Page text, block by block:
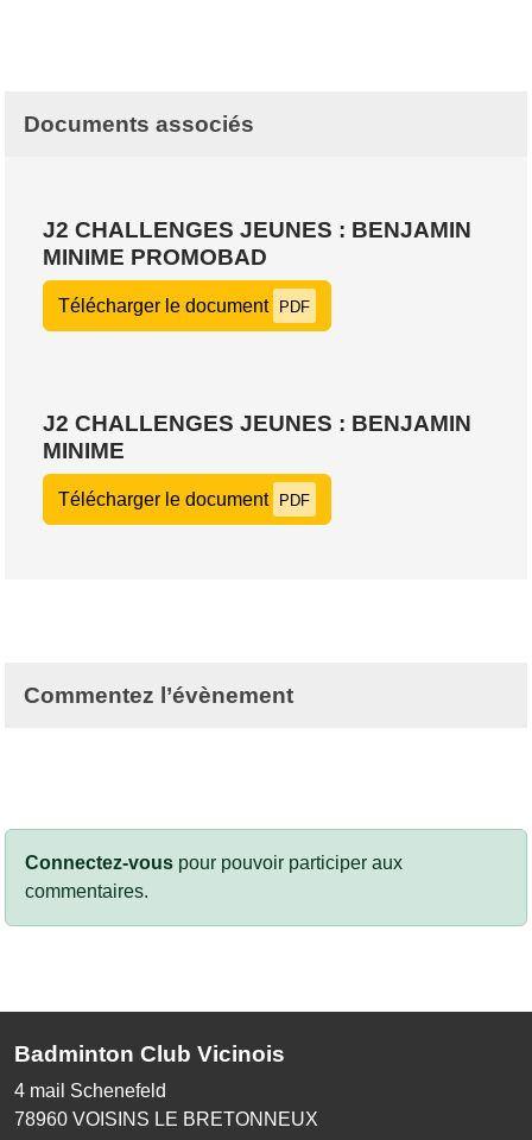
Documents associés
J2 CHALLENGES JEUNES : BENJAMIN
MINIME PROMOBAD
Télécharger le document PDF
J2 CHALLENGES JEUNES : BENJAMIN
MINIME
Télécharger le document PDF
Commentez l’évènement
Connectez-vous pour pouvoir participer aux
commentaires.
Badminton Club Vicinois
4 mail Schenefeld
78960 VOISINS LE BRETONNEUX